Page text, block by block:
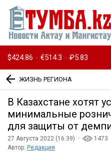
$424.86 · €514.3 · ₽5.83
ЖИЗНЬ РЕГИОНА
В Казахстане хотят
минимальные
для защиты от
27 Августа 2022 (16:39) ·
1473
Автор: Редакция